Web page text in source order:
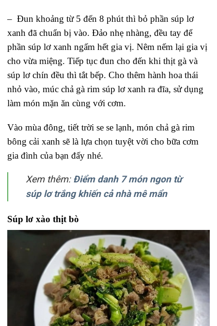
– Đun khoảng từ 5 đến 8 phút thì bỏ phần súp lơ
xanh đã chuẩn bị vào. Đảo nhẹ nhàng, đều tay để
phần súp lơ xanh ngấm hết gia vị. Nêm nếm lại gia vị
cho vừa miệng. Tiếp tục đun cho đến khi thịt gà và
súp lơ chín đều thì tắt bếp. Cho thêm hành hoa thái
nhỏ vào, múc chả gà rim súp lơ xanh ra đĩa, sử dụng
làm món mặn ăn cùng với cơm.
Vào mùa đông, tiết trời se se lạnh, món chả gà rim
bông cải xanh sẽ là lựa chọn tuyệt vời cho bữa cơm
gia đình của bạn đấy nhé.
Xem thêm: Điểm danh 7 món ngon từ
súp lơ trắng khiến cả nhà mê mẩn
Súp lơ xào thịt bò